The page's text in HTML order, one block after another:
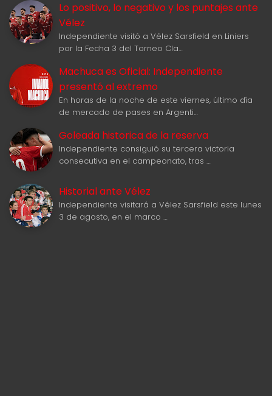
Lo positivo, lo negativo y los puntajes ante
Vélez
Independiente visitó a Vélez Sarsfield en Liniers
por la Fecha 3 del Torneo Cla…
Machuca es Oficial: Independiente
presentó al extremo
En horas de la noche de este viernes, último día
de mercado de pases en Argenti…
Goleada historica de la reserva
Independiente consiguió su tercera victoria
consecutiva en el campeonato, tras …
Historial ante Vélez
Independiente visitará a Vélez Sarsfield este lunes
3 de agosto, en el marco …